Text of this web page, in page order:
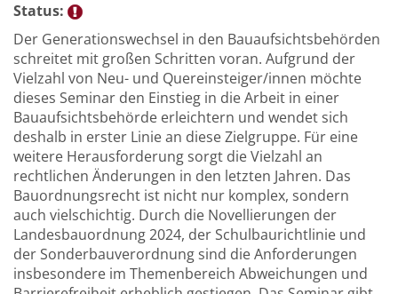
Status:
Der Generationswechsel in den Bauaufsichtsbehörden
schreitet mit großen Schritten voran. Aufgrund der
Vielzahl von Neu- und Quereinsteiger/innen möchte
dieses Seminar den Einstieg in die Arbeit in einer
Bauaufsichtsbehörde erleichtern und wendet sich
deshalb in erster Linie an diese Zielgruppe. Für eine
weitere Herausforderung sorgt die Vielzahl an
rechtlichen Änderungen in den letzten Jahren. Das
Bauordnungsrecht ist nicht nur komplex, sondern
auch vielschichtig. Durch die Novellierungen der
Landesbauordnung 2024, der Schulbaurichtlinie und
der Sonderbauverordnung sind die Anforderungen
insbesondere im Themenbereich Abweichungen und